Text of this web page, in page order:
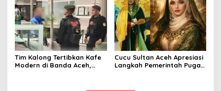
Tim Kalong Tertibkan Kafe
Modern di Banda Aceh,
Cucu Sultan Aceh Apresiasi
Langkah Pemerintah Pugar